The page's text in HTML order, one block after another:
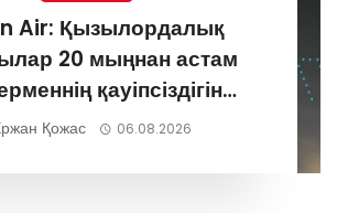
Air: Қызылордалық
20 мыңнан астам
қауіпсіздігін
қамтамасыз етті
Қожас 06.08.2026